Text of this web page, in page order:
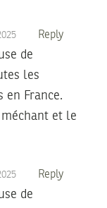
Reply
de
les
en France.
et le
Reply
de